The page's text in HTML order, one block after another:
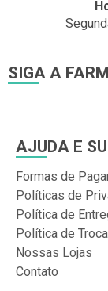
SIGA A
AJUDA E
Formas de
Políticas de
Política de
Política de
Nossas Lojas
Contato